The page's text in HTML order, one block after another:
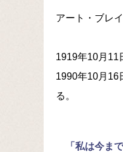
アート・ブレ
1919年10月11
1990年10月16
る。
「私は今ま